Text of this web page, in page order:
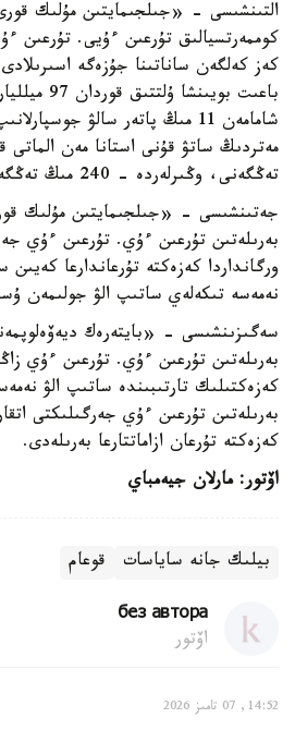
التىنشىسى - «جىلجىمايتىن مۇلىك
كوممەرتسيالىق تۇرعىن ءۇيى. تۇرعىن
باعىت
شامامەن 11 مىڭ پاتەر سالۋ
تەڭگەنى، وڭىرلەردە - 240 مىڭ تەڭگەنى قۇرايتىن بولادى.
جەتىنشىسى - «جىلجىمايتىن مۇلىك
بەرىلەتىن تۇرعىن ءۇي. تۇرعىن ءۇي
ورگانداردا كەزەكتە تۇرعاندارعا كەيىن
نەمەسە تىكەلەي ساتىپ الۋ جولىمەن
سەگىزىنشىسى - «بايتەرەك
بەرىلەتىن تۇرعىن ءۇي. تۇرعىن ءۇي
كەزەكتىلىك تارتىبىندە ساتىپ الۋ
بەرىلەتىن تۇرعىن ءۇي جەرگىلىكتى
كەزەكتە تۇرعان ازاماتتارعا بەرىلەدى.
اۆتور: مارلان جيەمباي
بيلىك جانە ساياسات قوعام
без автора
اۆتور
14:52, 07 تامىز 2026